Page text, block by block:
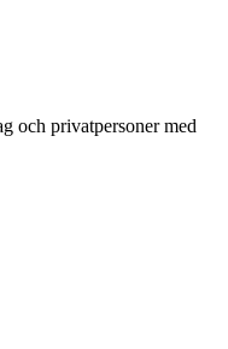
och privatpersoner med